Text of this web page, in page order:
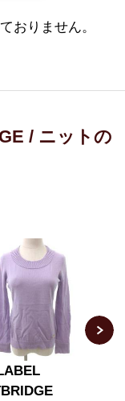
おりません。
/ ニットの